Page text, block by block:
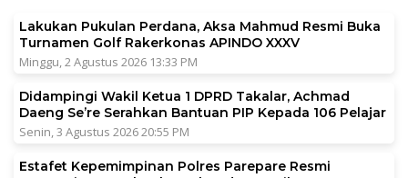
Lakukan Pukulan Perdana, Aksa Mahmud Resmi Buka
Turnamen Golf Rakerkonas APINDO XXXV
Minggu, 2 Agustus 2026 13:33 PM
Didampingi Wakil Ketua 1 DPRD Takalar, Achmad
Daeng Se’re Serahkan Bantuan PIP Kepada 106 Pelajar
Senin, 3 Agustus 2026 20:55 PM
Estafet Kepemimpinan Polres Parepare Resmi